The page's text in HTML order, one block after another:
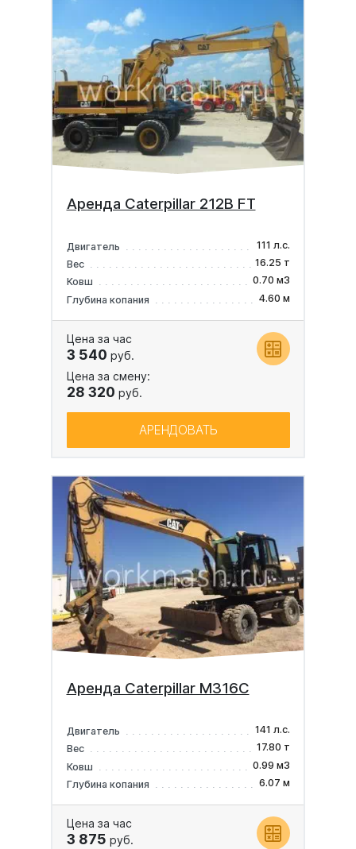
Аренда Caterpillar 212B FT
Двигатель
111 л.с.
Вес
16.25 т
Ковш
0.70 м3
Глубина копания
4.60 м
Цена за час
3 540 руб.
Цена за смену:
28 320 руб.
АРЕНДОВАТЬ
Аренда Caterpillar M316C
Двигатель
141 л.с.
Вес
17.80 т
Ковш
0.99 м3
Глубина копания
6.07 м
Цена за час
3 875 руб.